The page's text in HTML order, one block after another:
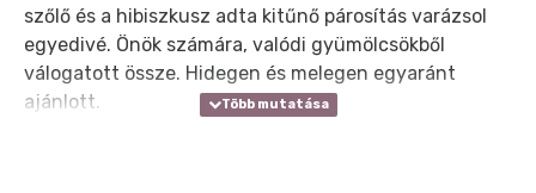
szőlő és a hibiszkusz adta kitűnő párosítás varázsol
egyedivé. Önök számára, valódi gyümölcsökből
válogatott össze. Hidegen és melegen egyaránt
ajánlott.